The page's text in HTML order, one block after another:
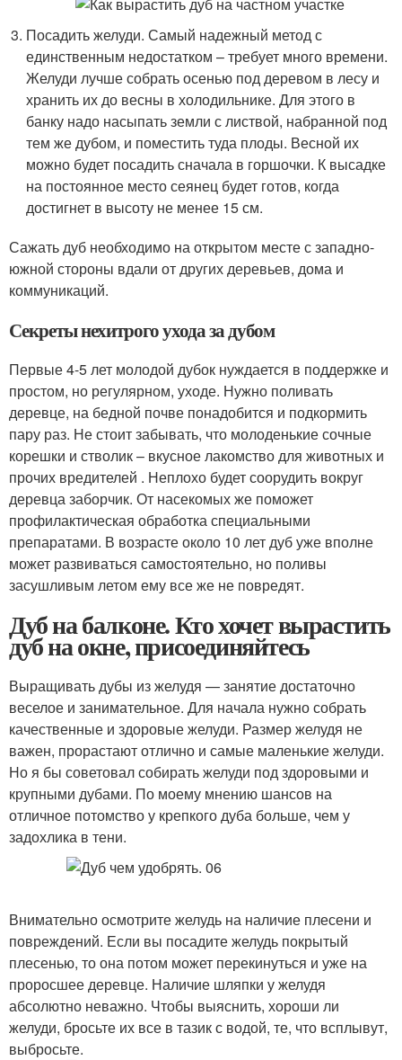
Посадить желуди. Самый надежный метод с
единственным недостатком – требует много времени.
Желуди лучше собрать осенью под деревом в лесу и
хранить их до весны в холодильнике. Для этого в
банку надо насыпать земли с листвой, набранной под
тем же дубом, и поместить туда плоды. Весной их
можно будет посадить сначала в горшочки. К высадке
на постоянное место сеянец будет готов, когда
достигнет в высоту не менее 15 см.
Сажать дуб необходимо на открытом месте с западно-
южной стороны вдали от других деревьев, дома и
коммуникаций.
Секреты нехитрого ухода за дубом
Первые 4-5 лет молодой дубок нуждается в поддержке и
простом, но регулярном, уходе. Нужно поливать
деревце, на бедной почве понадобится и подкормить
пару раз. Не стоит забывать, что молоденькие сочные
корешки и стволик – вкусное лакомство для животных и
прочих вредителей . Неплохо будет соорудить вокруг
деревца заборчик. От насекомых же поможет
профилактическая обработка специальными
препаратами. В возрасте около 10 лет дуб уже вполне
может развиваться самостоятельно, но поливы
засушливым летом ему все же не повредят.
Дуб на балконе. Кто хочет вырастить
дуб на окне, присоединяйтесь
Выращивать дубы из желудя — занятие достаточно
веселое и занимательное. Для начала нужно собрать
качественные и здоровые желуди. Размер желудя не
важен, прорастают отлично и самые маленькие желуди.
Но я бы советовал собирать желуди под здоровыми и
крупными дубами. По моему мнению шансов на
отличное потомство у крепкого дуба больше, чем у
задохлика в тени.
Внимательно осмотрите желудь на наличие плесени и
повреждений. Если вы посадите желудь покрытый
плесенью, то она потом может перекинуться и уже на
проросшее деревце. Наличие шляпки у желудя
абсолютно неважно. Чтобы выяснить, хороши ли
желуди, бросьте их все в тазик с водой, те, что всплывут,
выбросьте.